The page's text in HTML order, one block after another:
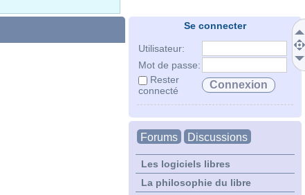
Se connecter
Utilisateur:
Mot de passe:
Rester
connecté
Forums Discussions
Les logiciels libres
La philosophie du libre